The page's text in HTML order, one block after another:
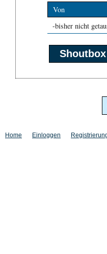
Von
-bisher nicht
Shoutbox
Home Einloggen